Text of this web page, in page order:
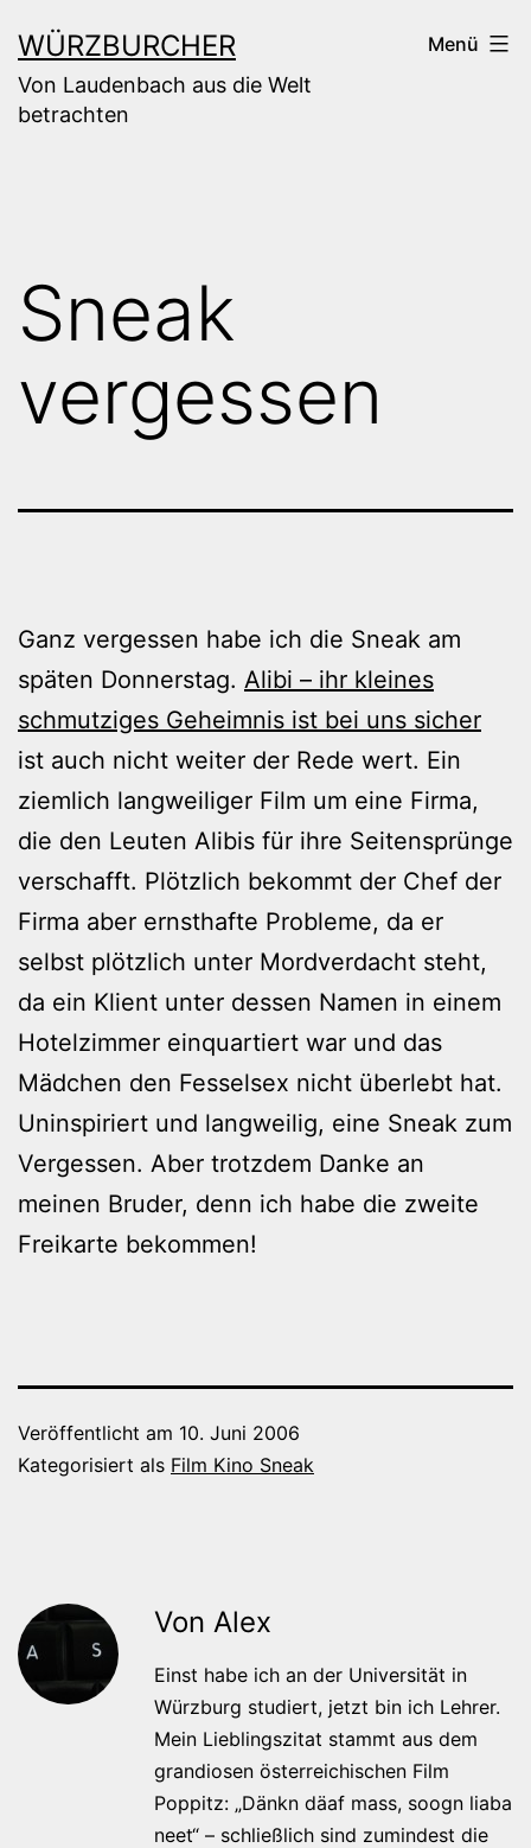
Inhalt
springen
WÜRZBURCHER
Von Laudenbach aus die Welt
betrachten
Menü
Sneak
vergessen
Ganz vergessen habe ich die Sneak am
späten Donnerstag. Alibi – ihr kleines
schmutziges Geheimnis ist bei uns sicher
ist auch nicht weiter der Rede wert. Ein
ziemlich langweiliger Film um eine Firma,
die den Leuten Alibis für ihre Seitensprünge
verschafft. Plötzlich bekommt der Chef der
Firma aber ernsthafte Probleme, da er
selbst plötzlich unter Mordverdacht steht,
da ein Klient unter dessen Namen in einem
Hotelzimmer einquartiert war und das
Mädchen den Fesselsex nicht überlebt hat.
Uninspiriert und langweilig, eine Sneak zum
Vergessen. Aber trotzdem Danke an
meinen Bruder, denn ich habe die zweite
Freikarte bekommen!
Veröffentlicht am 10. Juni 2006
Kategorisiert als Film Kino Sneak
Von Alex
Einst habe ich an der Universität in
Würzburg studiert, jetzt bin ich Lehrer.
Mein Lieblingszitat stammt aus dem
grandiosen österreichischen Film
Poppitz: „Dänkn däaf mass, soogn liaba
neet“ – schließlich sind zumindest die